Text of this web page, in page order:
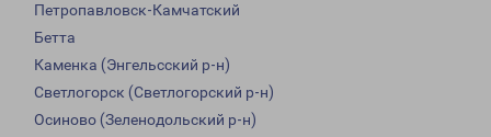
Петропавловск-Камчатский
Бетта
Каменка (Энгельсский р-н)
Светлогорск (Светлогорский р-н)
Осиново (Зеленодольский р-н)